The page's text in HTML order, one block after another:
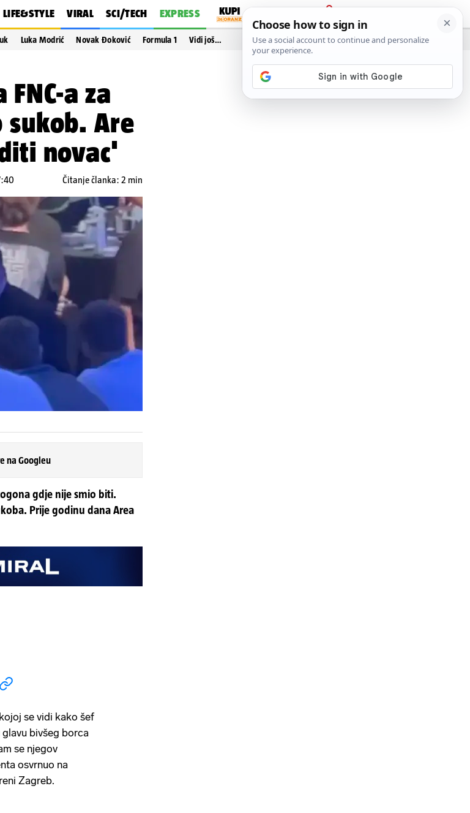
LIFE&STYLE VIRAL SCI/TECH EXPRESS
PRIJAVA
Luka Modrić Novak Đoković Formula 1 Vidi još…
a za
Are
novac'
Čitanje članka: 2 min
na Googleu
gdje nije smio biti.
Prije godinu dana Area
se vidi kako šef
glavu bivšeg borca
se njegov
osvrnuo na
Zagreb.